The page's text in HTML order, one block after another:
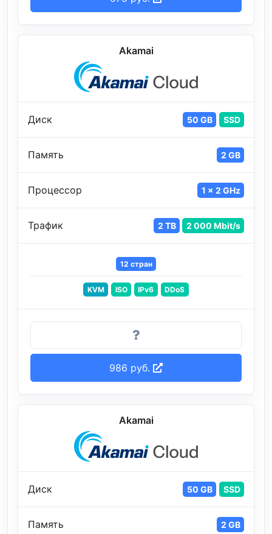
Akamai
Диск 50 GB SSD
Память 2 GB
Процессор 1 x 2 GHz
Трафик 2 TB 2 000 Mbit/s
12 стран
KVM ISO IPv6 DDoS
986 руб.
Akamai
Диск 50 GB SSD
Память 2 GB